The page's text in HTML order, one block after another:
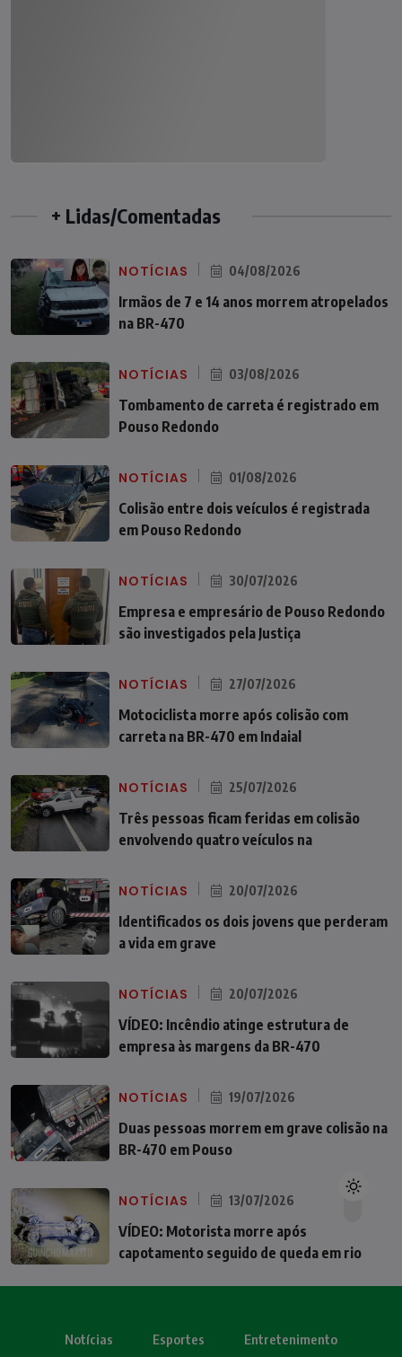
+ Lidas/Comentadas
NOTÍCIAS 04/08/2026
Irmãos de 7 e 14 anos morrem atropelados
na BR-470
NOTÍCIAS 03/08/2026
Tombamento de carreta é registrado em
Pouso Redondo
NOTÍCIAS 01/08/2026
Colisão entre dois veículos é registrada
em Pouso Redondo
NOTÍCIAS 30/07/2026
Empresa e empresário de Pouso Redondo
são investigados pela Justiça
NOTÍCIAS 27/07/2026
Motociclista morre após colisão com
carreta na BR-470 em Indaial
NOTÍCIAS 25/07/2026
Três pessoas ficam feridas em colisão
envolvendo quatro veículos na
NOTÍCIAS 20/07/2026
Identificados os dois jovens que perderam
a vida em grave
NOTÍCIAS 20/07/2026
VÍDEO: Incêndio atinge estrutura de
empresa às margens da BR-470
NOTÍCIAS 19/07/2026
Duas pessoas morrem em grave colisão na
BR-470 em Pouso
NOTÍCIAS 13/07/2026
VÍDEO: Motorista morre após
capotamento seguido de queda em rio
Notícias Esportes Entretenimento